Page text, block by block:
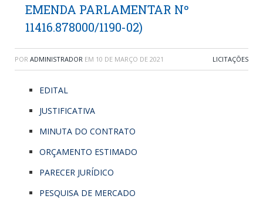
EMENDA PARLAMENTAR Nº
11416.878000/1190-02)
POR ADMINISTRADOR EM 10 DE MARÇO DE 2021 LICITAÇÕES
EDITAL
JUSTIFICATIVA
MINUTA DO CONTRATO
ORÇAMENTO ESTIMADO
PARECER JURÍDICO
PESQUISA DE MERCADO